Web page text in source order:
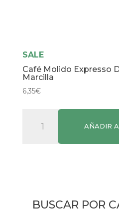
SALE
Café Molido Expresso
Marcilla
6,35€
Molido
Expresso
AÑADIR
BUSCAR POR